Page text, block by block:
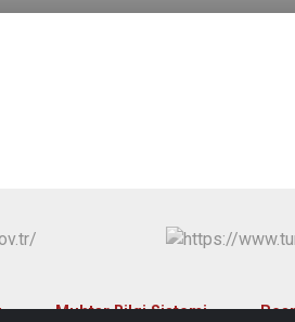
Muhtar Bilgi Sistemi